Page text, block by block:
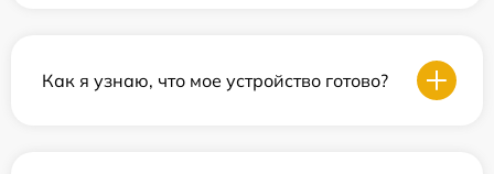
Как я узнаю, что мое устройство готово?